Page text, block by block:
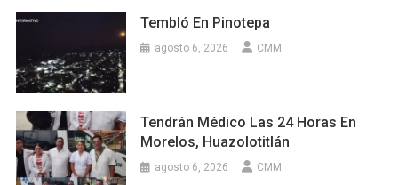
Tembló En Pinotepa
agosto 6, 2026 CMM
Tendrán Médico Las 24 Horas En
Morelos, Huazolotitlán
agosto 6, 2026 CMM